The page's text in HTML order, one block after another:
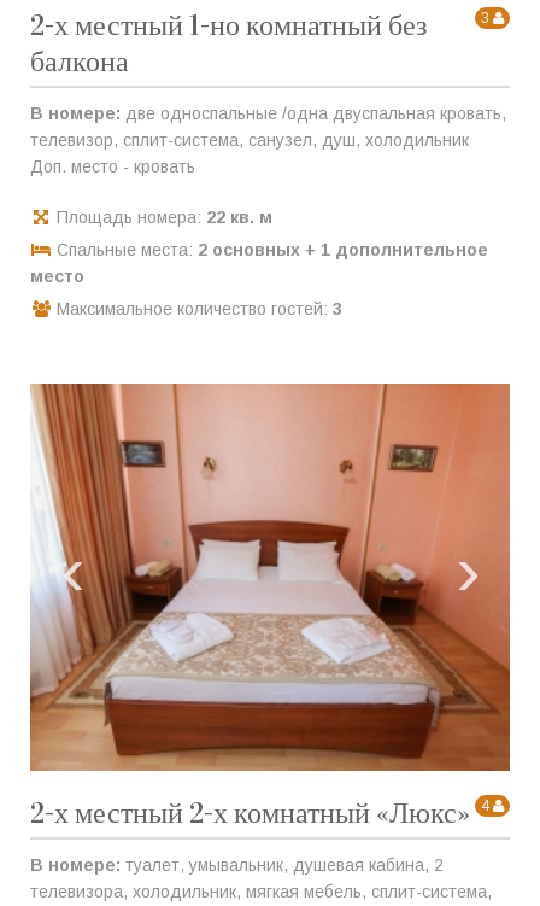
3
2-х местный 1-но комнатный без
балкона
В номере: две односпальные /одна двуспальная кровать,
телевизор, сплит-система, санузел, душ, холодильник
Доп. место - кровать
Площадь номера: 22 кв. м
Спальные места: 2 основных + 1 дополнительное
место
Максимальное количество гостей: 3
‹ ›
4
2-х местный 2-х комнатный «Люкс»
В номере: туалет, умывальник, душевая кабина, 2
телевизора, холодильник, мягкая мебель, сплит-система,